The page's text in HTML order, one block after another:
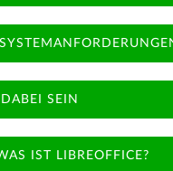
DABEI SEIN
IST LIBREOFFICE?